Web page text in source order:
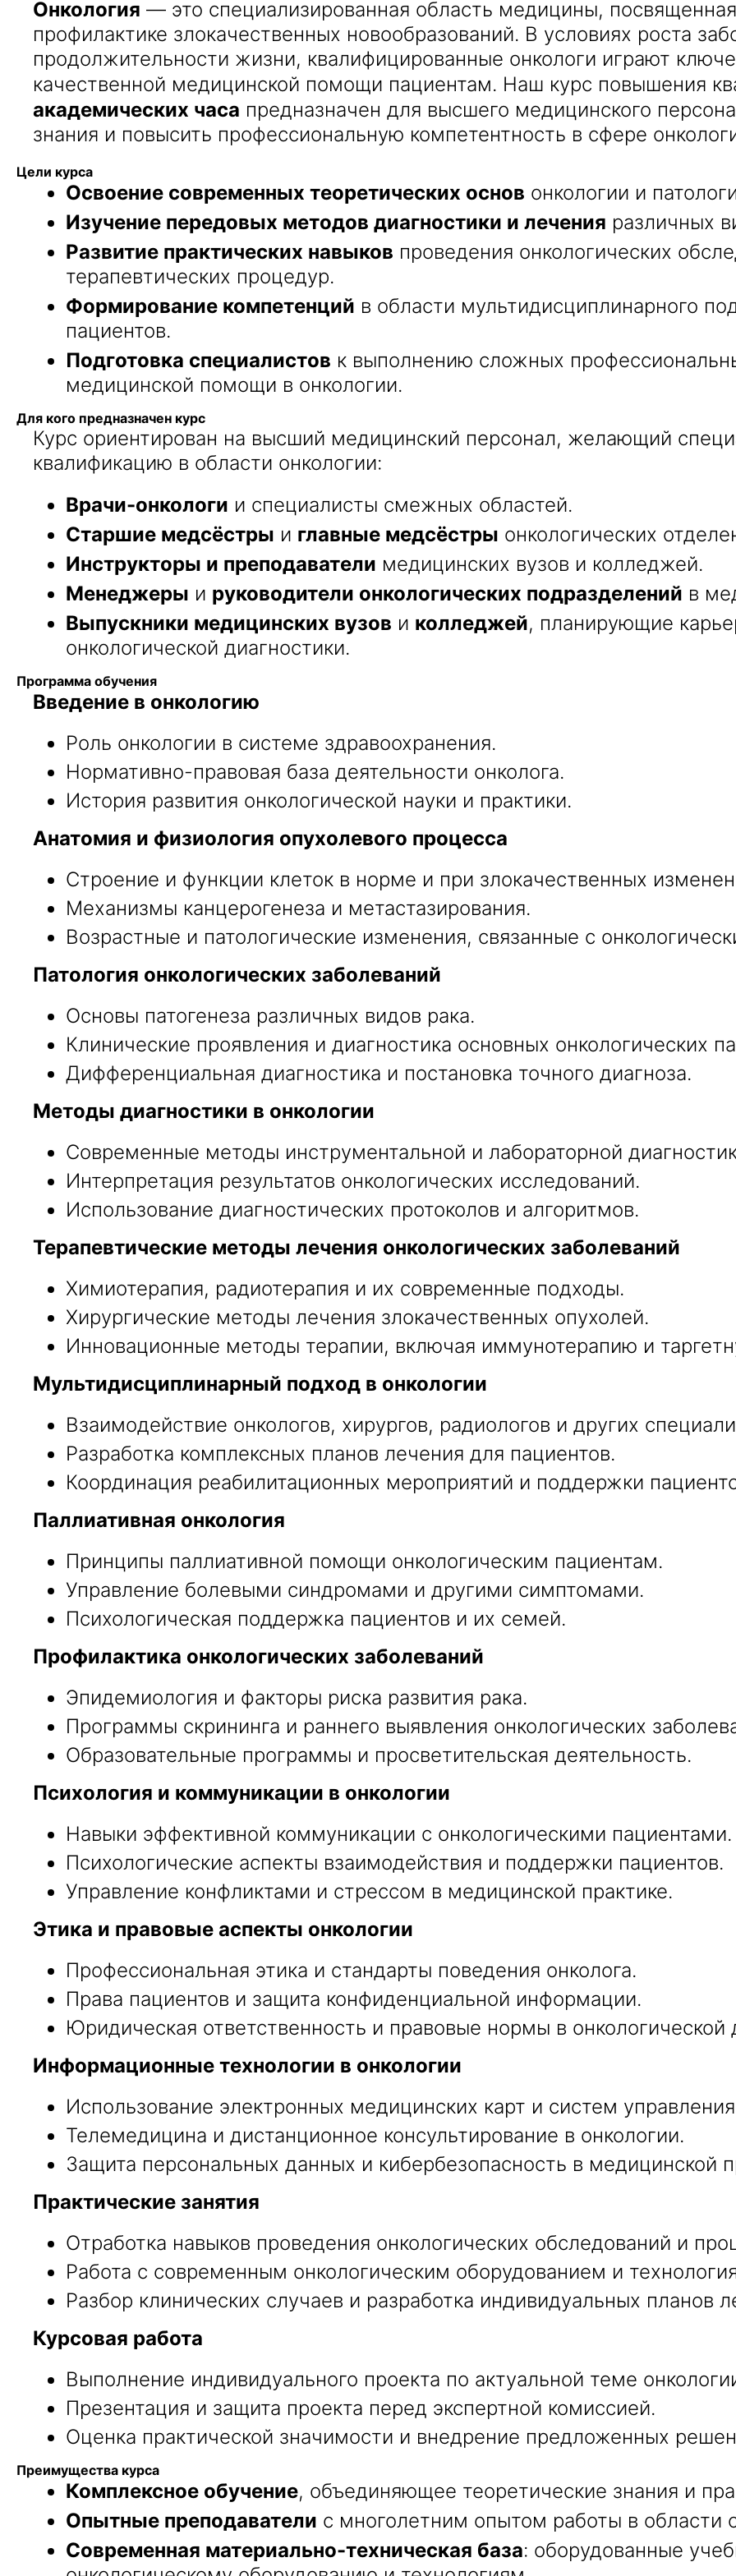
Онкология — это специализированная область медицины,
профилактике злокачественных новообразований. В условиях роста
продолжительности жизни, квалифицированные онкологи играют
качественной медицинской помощи пациентам. Наш курс повышения
академических часа предназначен для высшего медицинского
знания и повысить профессиональную компетентность в сфере
Цели курса
Освоение современных теоретических основ онкологии и
Изучение передовых методов диагностики и лечения различных
Развитие практических навыков проведения онкологических
терапевтических процедур.
Формирование компетенций в области мультидисциплинарного
пациентов.
Подготовка специалистов к выполнению сложных
медицинской помощи в онкологии.
Для кого предназначен курс
Курс ориентирован на высший медицинский персонал, желающий
квалификацию в области онкологии:
Врачи-онкологи и специалисты смежных областей.
Старшие медсёстры и главные медсёстры онкологических
Инструкторы и преподаватели медицинских вузов и колледжей.
Менеджеры и руководители онкологических подразделений в
Выпускники медицинских вузов и колледжей, планирующие
онкологической диагностики.
Программа обучения
Введение в онкологию
Роль онкологии в системе здравоохранения.
Нормативно-правовая база деятельности онколога.
История развития онкологической науки и практики.
Анатомия и физиология опухолевого процесса
Строение и функции клеток в норме и при злокачественных
Механизмы канцерогенеза и метастазирования.
Возрастные и патологические изменения, связанные с
Патология онкологических заболеваний
Основы патогенеза различных видов рака.
Клинические проявления и диагностика основных онкологических
Дифференциальная диагностика и постановка точного диагноза.
Методы диагностики в онкологии
Современные методы инструментальной и лабораторной
Интерпретация результатов онкологических исследований.
Использование диагностических протоколов и алгоритмов.
Терапевтические методы лечения онкологических заболеваний
Химиотерапия, радиотерапия и их современные подходы.
Хирургические методы лечения злокачественных опухолей.
Инновационные методы терапии, включая иммунотерапию и
Мультидисциплинарный подход в онкологии
Взаимодействие онкологов, хирургов, радиологов и других
Разработка комплексных планов лечения для пациентов.
Координация реабилитационных мероприятий и поддержки
Паллиативная онкология
Принципы паллиативной помощи онкологическим пациентам.
Управление болевыми синдромами и другими симптомами.
Психологическая поддержка пациентов и их семей.
Профилактика онкологических заболеваний
Эпидемиология и факторы риска развития рака.
Программы скрининга и раннего выявления онкологических
Образовательные программы и просветительская деятельность.
Психология и коммуникации в онкологии
Навыки эффективной коммуникации с онкологическими пациентами.
Психологические аспекты взаимодействия и поддержки пациентов.
Управление конфликтами и стрессом в медицинской практике.
Этика и правовые аспекты онкологии
Профессиональная этика и стандарты поведения онколога.
Права пациентов и защита конфиденциальной информации.
Юридическая ответственность и правовые нормы в онкологической
Информационные технологии в онкологии
Использование электронных медицинских карт и систем
Телемедицина и дистанционное консультирование в онкологии.
Защита персональных данных и кибербезопасность в медицинской
Практические занятия
Отработка навыков проведения онкологических обследований и
Работа с современным онкологическим оборудованием и
Разбор клинических случаев и разработка индивидуальных планов
Курсовая работа
Выполнение индивидуального проекта по актуальной теме
Презентация и защита проекта перед экспертной комиссией.
Оценка практической значимости и внедрение предложенных
Преимущества курса
Комплексное обучение, объединяющее теоретические знания и
Опытные преподаватели с многолетним опытом работы в области
Современная материально-техническая база: оборудованные
Приложите документы
Получить консультацию
Даю согласие наобработку персональных
Приложите документы
Получить консультацию
Даю согласие на
обработку персональных
Получить консультацию